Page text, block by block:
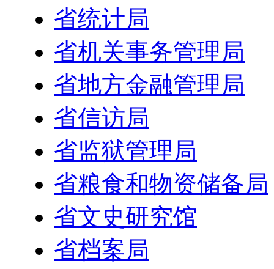
省统计局
省机关事务管理局
省地方金融管理局
省信访局
省监狱管理局
省粮食和物资储备局
省文史研究馆
省档案局